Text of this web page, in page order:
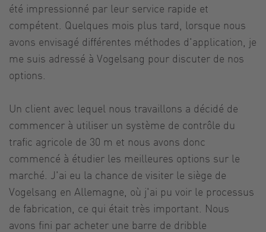
été impressionné par leur service rapide et
compétent. Quelques mois plus tard, lorsque nous
avons envisagé différentes méthodes d'application, je
me suis adressé à Vogelsang pour discuter de nos
options.
Un client avec lequel nous travaillons a décidé de
commencer à utiliser un système de contrôle du
trafic agricole de 30 m et nous avons donc
commencé à étudier les meilleures options sur le
marché. J'ai eu la chance de visiter le siège de
Vogelsang en Allemagne, où j'ai pu voir le processus
de fabrication, ce qui était très important. Nous
avons fini par acheter une barre de dribble